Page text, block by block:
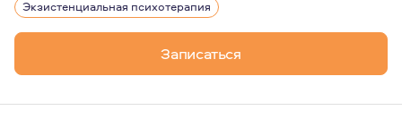
Экзистенциальная психотерапия
Записаться